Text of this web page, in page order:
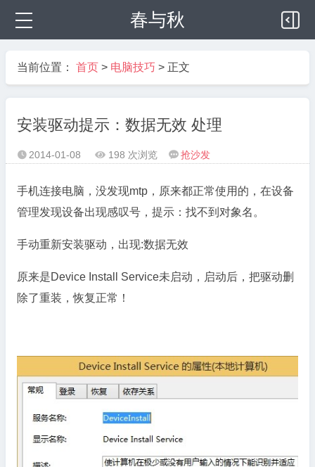
春与秋
当前位置： 首页 > 电脑技巧 > 正文
安装驱动提示：数据无效 处理
 2014-01-08  198 次浏览  抢沙发
手机连接电脑，没发现mtp，原来都正常使用的，在设备
管理发现设备出现感叹号，提示：找不到对象名。
手动重新安装驱动，出现:数据无效
原来是Device Install Service未启动，启动后，把驱动删
除了重装，恢复正常！